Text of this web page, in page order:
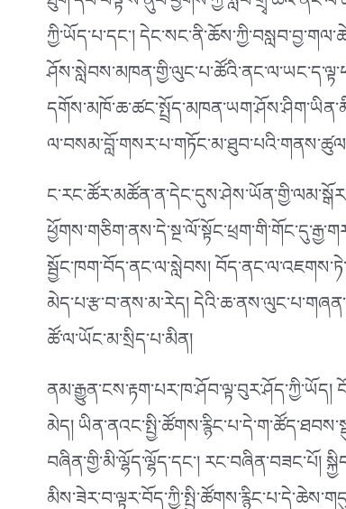
ཀྱི་ཡོད་པ་དང༌།
སྦྱོང་ཁག་བོད་ནང་ལ་སླེབས།
མེད་པ་རྩ་བ་ནས་མ་རེད།
ཚོ་ལ་ཡོང་མ་སྲིད་པ་མིན།
མེད།
བཞིན་གྱི་མི་ལྷོད་ལྷོད་དང༌། རང་བཞིན་བཟང་པོ།